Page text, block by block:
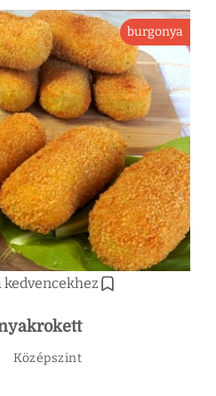
kedvencekhez
burgonya
Középszint